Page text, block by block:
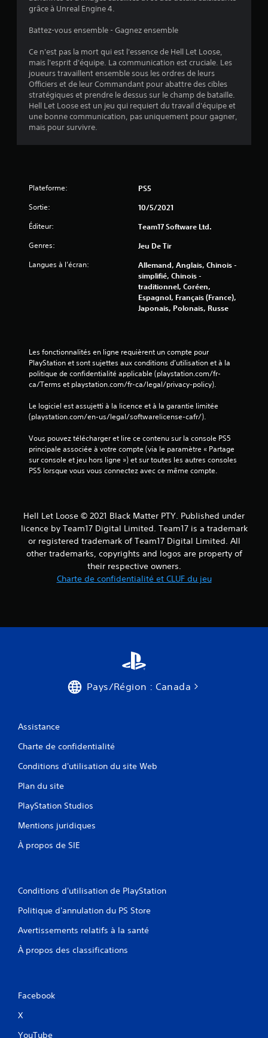
grâce à Unreal Engine 4.
Battez-vous ensemble - Gagnez ensemble
Ce n'est pas la mort qui est l'essence de Hell Let Loose,
mais l'esprit d'équipe. La communication est cruciale. Les
joueurs travaillent ensemble sous les ordres de leurs
Officiers et de leur Commandant pour abattre des cibles
stratégiques et prendre le dessus sur le champ de bataille.
Hell Let Loose est un jeu qui requiert du travail d'équipe et
une bonne communication, pas uniquement pour gagner,
mais pour survivre.
Plateforme: PS5
Sortie: 10/5/2021
Éditeur: Team17 Software Ltd.
Genres: Jeu De Tir
Langues à l’écran:
Allemand, Anglais, Chinois -
simplifié, Chinois -
traditionnel, Coréen,
Espagnol, Français (France),
Japonais, Polonais, Russe
Les fonctionnalités en ligne requièrent un compte pour
PlayStation et sont sujettes aux conditions d’utilisation et à la
politique de confidentialité applicable (playstation.com/fr-
ca/Terms et playstation.com/fr-ca/legal/privacy-policy).
Le logiciel est assujetti à la licence et à la garantie limitée
(playstation.com/en-us/legal/softwarelicense-cafr/).
Vous pouvez télécharger et lire ce contenu sur la console PS5
principale associée à votre compte (via le paramètre « Partage
sur console et jeu hors ligne ») et sur toutes les autres consoles
PS5 lorsque vous vous connectez avec ce même compte.
Hell Let Loose © 2021 Black Matter PTY. Published under
licence by Team17 Digital Limited. Team17 is a trademark
or registered trademark of Team17 Digital Limited. All
other trademarks, copyrights and logos are property of
their respective owners.
Charte de confidentialité et CLUF du jeu
Pays/Région : Canada
Assistance
Charte de confidentialité
Conditions d'utilisation du site Web
Plan du site
PlayStation Studios
Mentions juridiques
À propos de SIE
Conditions d'utilisation de PlayStation
Politique d'annulation du PS Store
Avertissements relatifs à la santé
À propos des classifications
Facebook
X
YouTube